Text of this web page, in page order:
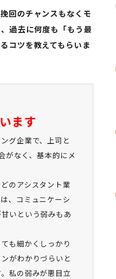
回のチャンスもなくモ
過去に何度も「もう最
コツを教えてもらいま
ます
グ企業で、上司と
がなく、基本的にメ
のアシスタント業
、コミュニケーシ
いという弱みもあ
も細かくしっかり
がわかりづらいと
私の弱みが悪目立